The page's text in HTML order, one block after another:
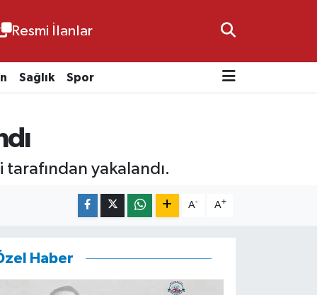
Resmi İlanlar
Sağlık Spor
tarafından yakalandı.
A- A+
Haber